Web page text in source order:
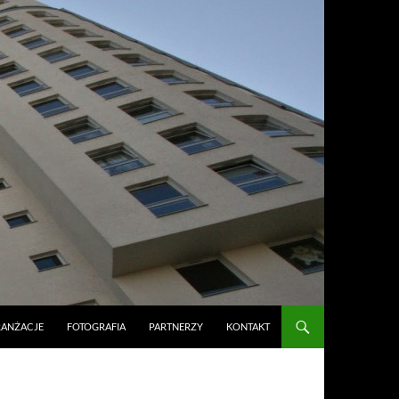
FOTOGRAFIA PARTNERZY KONTAKT